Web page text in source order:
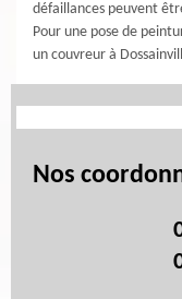
défaillances peuvent
Pour une pose de
un couvreur à
Nos